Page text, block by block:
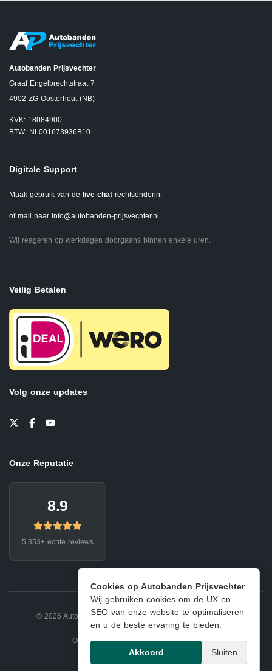
Cookies op Autobanden Prijsvechter
Wij gebruiken cookies om de UX en
SEO van onze website te optimaliseren
en u de beste ervaring te bieden.
Akkoord Sluiten
Autobanden Prijsvechter
Graaf Engelbrechtstraat 7
4902 ZG Oosterhout (NB)
KVK: 18084900
BTW: NL001673936B10
Digitale Support
Maak gebruik van de live chat rechtsonderin.
of mail naar info@autobanden-prijsvechter.nl
Wij reageren op werkdagen doorgaans binnen enkele uren.
Veilig Betalen
Volg onze updates
Onze Reputatie
8.9
5.353+ echte reviews
© 2026 Autobanden Prijsvechter. Privacy | Voorwaarden
Onderdeel van EJ Banden Oosterhout